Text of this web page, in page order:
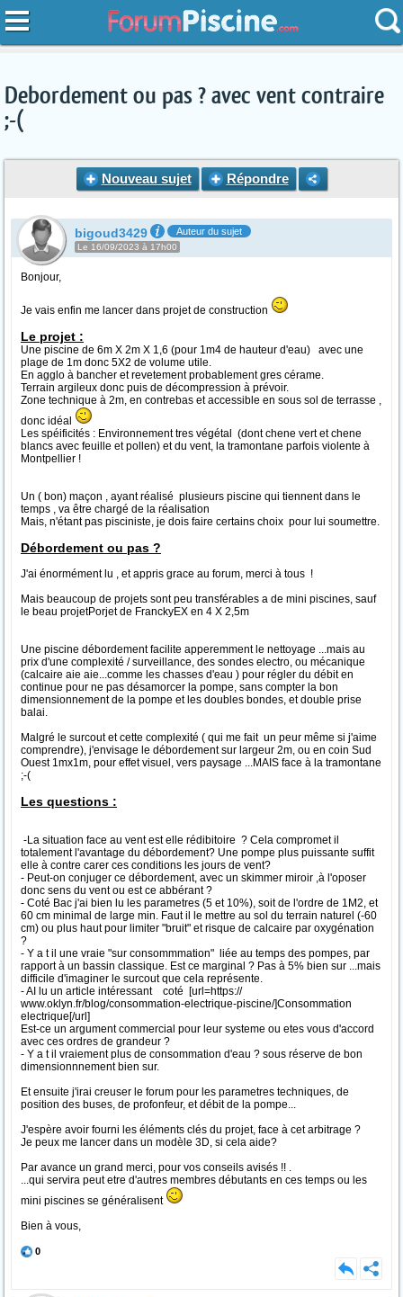
Debordement ou pas ? avec vent contraire
;-(
Nouveau sujet Répondre
bigoud3429 Auteur du sujet
Le 16/09/2023 à 17h00
Bonjour,
Je vais enfin me lancer dans projet de construction
Le projet :
Une piscine de 6m X 2m X 1,6 (pour 1m4 de hauteur d'eau) avec une
plage de 1m donc 5X2 de volume utile.
En agglo à bancher et revetement probablement gres cérame.
Terrain argileux donc puis de décompression à prévoir.
Zone technique à 2m, en contrebas et accessible en sous sol de terrasse ,
donc idéal
Les spéificités : Environnement tres végétal (dont chene vert et chene
blancs avec feuille et pollen) et du vent, la tramontane parfois violente à
Montpellier !
Un ( bon) maçon , ayant réalisé plusieurs piscine qui tiennent dans le
temps , va être chargé de la réalisation
Mais, n'étant pas pisciniste, je dois faire certains choix pour lui soumettre.
Débordement ou pas ?
J'ai énormément lu , et appris grace au forum, merci à tous !
Mais beaucoup de projets sont peu transférables a de mini piscines, sauf
le beau projetPorjet de FranckyEX en 4 X 2,5m
Une piscine débordement facilite apperemment le nettoyage ...mais au
prix d'une complexité / surveillance, des sondes electro, ou mécanique
(calcaire aie aie...comme les chasses d'eau ) pour régler du débit en
continue pour ne pas désamorcer la pompe, sans compter la bon
dimensionnement de la pompe et les doubles bondes, et double prise
balai.
Malgré le surcout et cette complexité ( qui me fait un peur même si j'aime
comprendre), j'envisage le débordement sur largeur 2m, ou en coin Sud
Ouest 1mx1m, pour effet visuel, vers paysage ...MAIS face à la tramontane
;-(
Les questions :
-La situation face au vent est elle rédibitoire ? Cela compromet il
totalement l'avantage du débordement? Une pompe plus puissante suffit
elle à contre carer ces conditions les jours de vent?
- Peut-on conjuger ce débordement, avec un skimmer miroir ,à l'oposer
donc sens du vent ou est ce abbérant ?
- Coté Bac j'ai bien lu les parametres (5 et 10%), soit de l'ordre de 1M2, et
60 cm minimal de large min. Faut il le mettre au sol du terrain naturel (-60
cm) ou plus haut pour limiter "bruit" et risque de calcaire par oxygénation
?
- Y a t il une vraie "sur consommmation" liée au temps des pompes, par
rapport à un bassin classique. Est ce marginal ? Pas à 5% bien sur ...mais
difficile d'imaginer le surcout que cela représente.
- AI lu un article intéressant coté [url=https://
www.oklyn.fr/blog/consommation-electrique-piscine/]Consommation
electrique[/url]
Est-ce un argument commercial pour leur systeme ou etes vous d'accord
avec ces ordres de grandeur ?
- Y a t il vraiement plus de consommation d'eau ? sous réserve de bon
dimensionnnement bien sur.
Et ensuite j'irai creuser le forum pour les parametres techniques, de
position des buses, de profonfeur, et débit de la pompe...
J'espère avoir fourni les éléments clés du projet, face à cet arbitrage ?
Je peux me lancer dans un modèle 3D, si cela aide?
Par avance un grand merci, pour vos conseils avisés !! .
...qui servira peut etre d'autres membres débutants en ces temps ou les
mini piscines se généralisent
Bien à vous,
0